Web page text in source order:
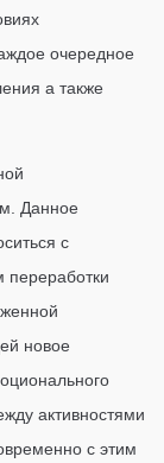
очередное
а также
Данное
с
переработки
новое
активностями
с этим